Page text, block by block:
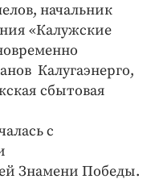
начальник
«Калужские
Калугаэнерго,
сбытовая
с
Знамени Победы.